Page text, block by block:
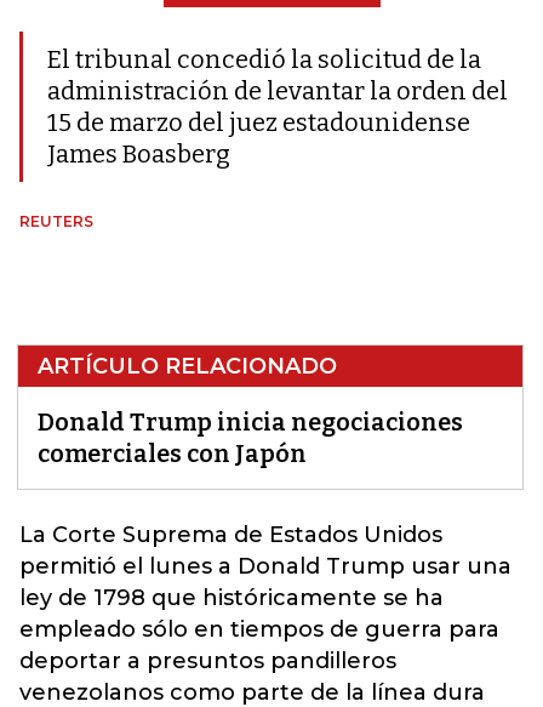
El tribunal concedió la solicitud de la
administración de levantar la orden del
15 de marzo del juez estadounidense
James Boasberg
REUTERS
ARTÍCULO RELACIONADO
Donald Trump inicia negociaciones
comerciales con Japón
La Corte Suprema de Estados Unidos
permitió el lunes a Donald Trump usar una
ley de 1798 que históricamente se ha
empleado sólo en tiempos de guerra para
deportar a presuntos pandilleros
venezolanos como parte de la línea dura